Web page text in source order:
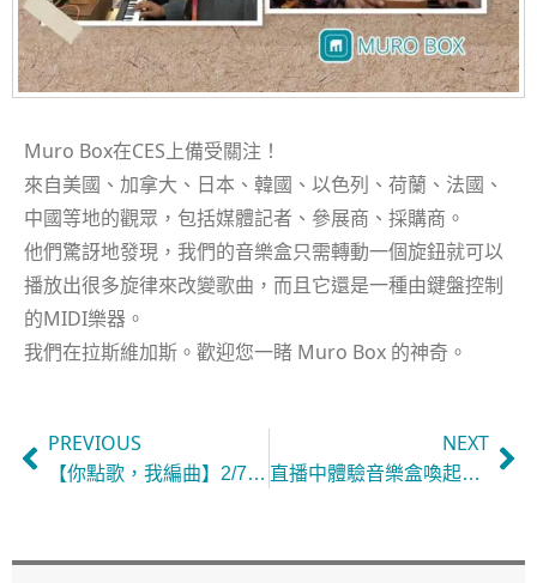
Muro Box在CES上備受關注！
來自美國、加拿大、日本、韓國、以色列、荷蘭、法國、
中國等地的觀眾，包括媒體記者、參展商、採購商。
他們驚訝地發現，我們的音樂盒只需轉動一個旋鈕就可以
播放出很多旋律來改變歌曲，而且它還是一種由鍵盤控制
的MIDI樂器。
我們在拉斯維加斯。歡迎您一睹 Muro Box 的神奇。
PREVIOUS
【你點歌，我編曲】2/7直播活動
NEXT
直播中體驗音樂盒喚起感動的魔法（新加坡）